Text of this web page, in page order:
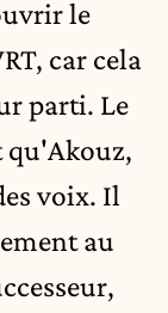
le
car cela
parti. Le
qu'Akouz,
voix. Il
au